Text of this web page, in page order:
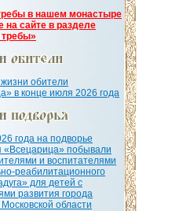
в нашем монастыре
на сайте в разделе
требы»
обители
в конце июля 2026 года
года на подворье
«Всецарица» побывали
и воспитателями
реабилитационного
для детей с
развития города
области